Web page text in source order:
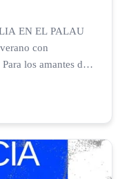
EN EL PALAU
con
los amantes de
Una